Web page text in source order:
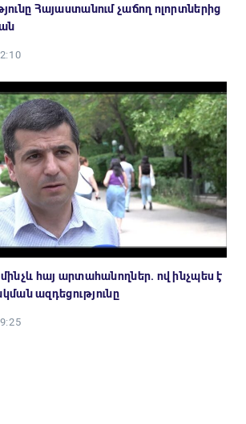
Հայաստանում չաճող ոլորտներից
հայ արտահանողներ. ով ինչպես է
ազդեցությունը